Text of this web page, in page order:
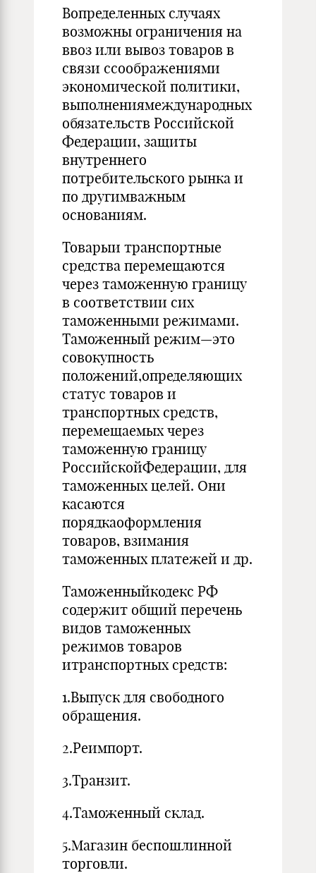
Вопределенных случаях
возможны ограничения на
ввоз или вывоз товаров в
связи ссоображениями
экономической политики,
выполнениямеждународных
обязательств Российской
Федерации, защиты
внутреннего
потребительского рынка и
по другимважным
основаниям.
Товарыи транспортные
средства перемещаются
через таможенную границу
в соответствии сих
таможенными режимами.
Таможенный режим—это
совокупность
положений,определяющих
статус товаров и
транспортных средств,
перемещаемых через
таможенную границу
РоссийскойФедерации, для
таможенных целей. Они
касаются
порядкаоформления
товаров, взимания
таможенных платежей и др.
Таможенныйкодекс РФ
содержит общий перечень
видов таможенных
режимов товаров
итранспортных средств:
1.Выпуск для свободного
обращения.
2.Реимпорт.
3.Транзит.
4.Таможенный склад.
5.Магазин беспошлинной
торговли.